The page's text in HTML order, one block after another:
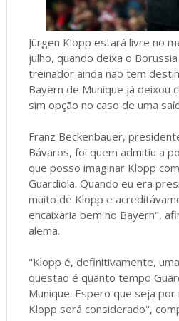
Jürgen Klopp estará livre no
julho, quando deixa o
treinador ainda não tem
Bayern de Munique já deixou
sim opção no caso de uma
Franz Beckenbauer,
Bávaros, foi quem admitiu a
que posso imaginar Klopp
Guardiola. Quando eu era
muito de Klopp e
encaixaria bem no Bayern",
alemã.
"Klopp é, definitivamente,
questão é quanto tempo
Munique. Espero que seja
Klopp será considerado",